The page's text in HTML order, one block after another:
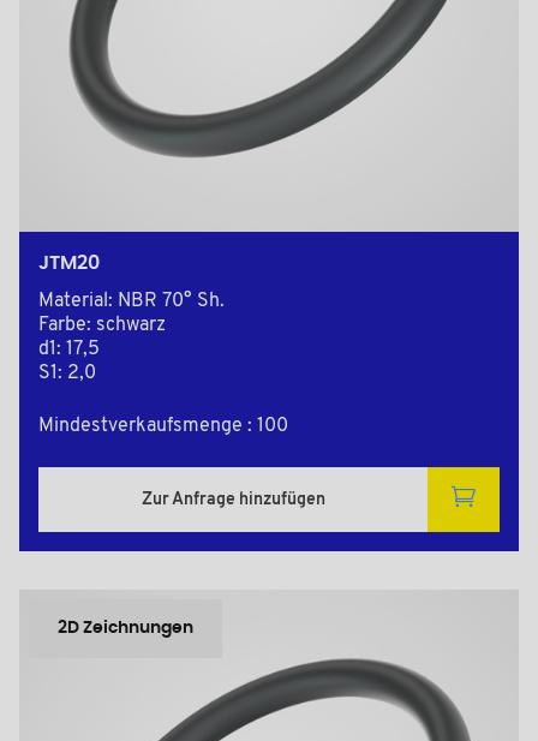
JTM20
Material: NBR 70° Sh.
Farbe: schwarz
d1: 17,5
S1: 2,0
Mindestverkaufsmenge : 100
Zur Anfrage hinzufügen
2D Zeichnungen